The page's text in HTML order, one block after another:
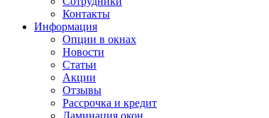
Контакты
Информация
Опции в окнах
Новости
Статьи
Акции
Отзывы
Рассрочка и кредит
Ламинация окон